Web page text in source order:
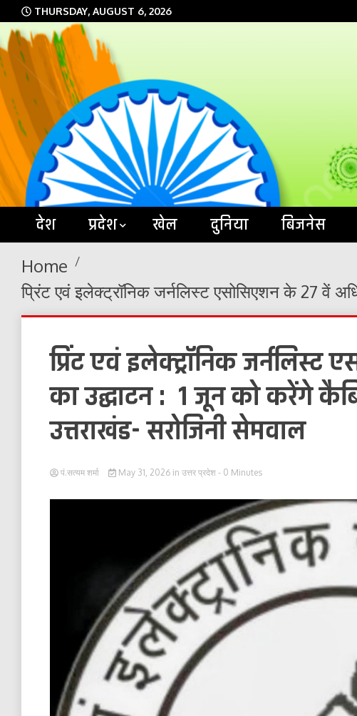
Skip
to
content
THURSDAY, AUGUST 6, 2026
देश प्रदेश खेल दुनिया बिजनेस
Home
प्रिंट एवं इलेक्ट्रॉनिक जर्नलिस्ट एसोसिएशन के 27 वें
प्रिंट एवं इलेक्ट्रॉनिक
का उद्घाटन : 1 जून को करेंगे
उत्तराखंड- सरोजिनी सेमवाल
पं.सत्यम शर्मा May 31, 2026 in उत्तर प्रदेश - 0 Minutes